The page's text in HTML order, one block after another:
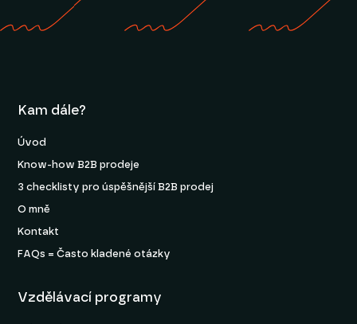
Kam dále?
Úvod
Know-how B2B prodeje
3 checklisty pro úspěšnější B2B prodej
O mně
Kontakt
FAQs = Často kladené otázky
Vzdělávací programy